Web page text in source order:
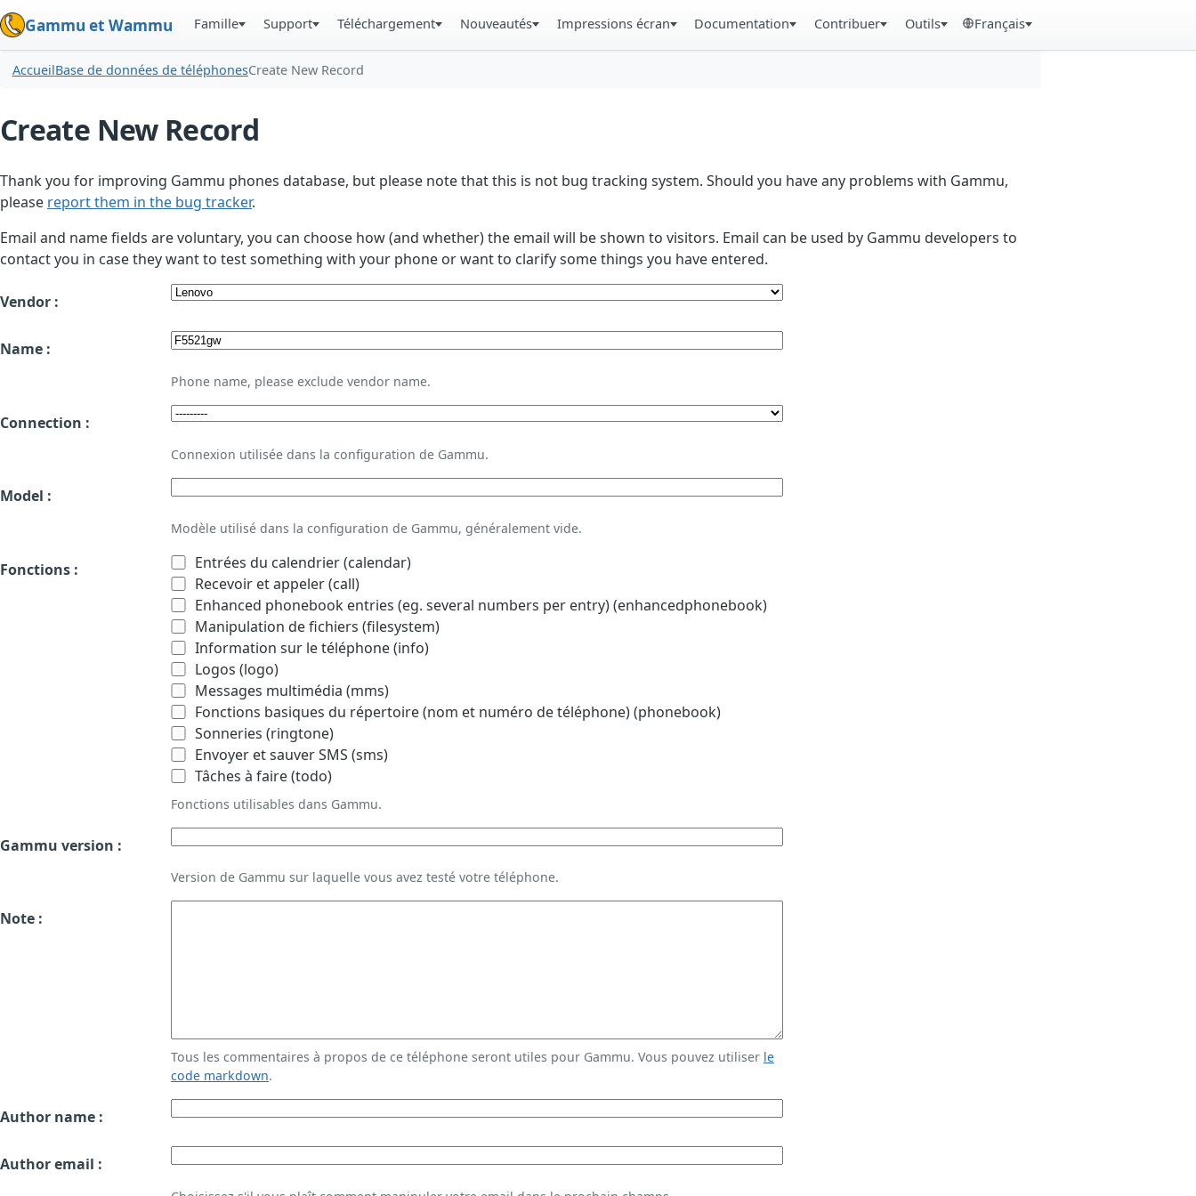
Gammu et Wammu Famille Support Téléchargement Nouveautés Impressions écran Documentation Contribuer Outils Français
AccueilBase de données de téléphonesCreate New Record
Create New Record
Thank you for improving Gammu phones database, but please note that this is not bug tracking system. Should you have any problems with Gammu,
please report them in the bug tracker.
Email and name fields are voluntary, you can choose how (and whether) the email will be shown to visitors. Email can be used by Gammu developers to
contact you in case they want to test something with your phone or want to clarify some things you have entered.
Vendor :
Name :
Phone name, please exclude vendor name.
Connection :
Connexion utilisée dans la configuration de Gammu.
Model :
Modèle utilisé dans la configuration de Gammu, généralement vide.
Fonctions :
Entrées du calendrier (calendar)
Recevoir et appeler (call)
Enhanced phonebook entries (eg. several numbers per entry) (enhancedphonebook)
Manipulation de fichiers (filesystem)
Information sur le téléphone (info)
Logos (logo)
Messages multimédia (mms)
Fonctions basiques du répertoire (nom et numéro de téléphone) (phonebook)
Sonneries (ringtone)
Envoyer et sauver SMS (sms)
Tâches à faire (todo)
Fonctions utilisables dans Gammu.
Gammu version :
Version de Gammu sur laquelle vous avez testé votre téléphone.
Note :
Tous les commentaires à propos de ce téléphone seront utiles pour Gammu. Vous pouvez utiliser le
code markdown.
Author name :
Author email :